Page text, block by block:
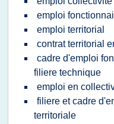
emploi
emploi territorial
contrat territorial
cadre d'emploi
filiere technique
emploi en
filiere et cadre
territoriale